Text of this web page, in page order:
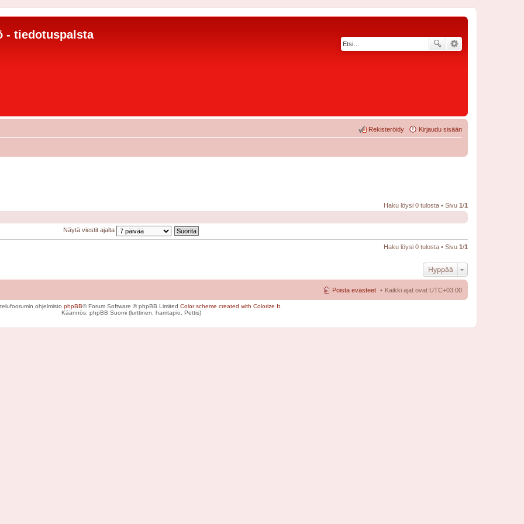
- tiedotuspalsta
Kirjaudu sisään
Rekisteröidy
Haku löysi 0 tulosta • Sivu 1/1
Näytä viestit ajalta
Haku löysi 0 tulosta • Sivu 1/1
Hyppää
Kaikki ajat ovat UTC+03:00
Poista evästeet
ohjelmisto phpBB® Forum Software © phpBB Limited Color scheme created with Colorize It
Käännös: phpBB Suomi (lurttinen, harritapio, Pettis)